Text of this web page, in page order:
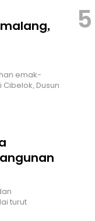
emak-
Dusun
turut
5